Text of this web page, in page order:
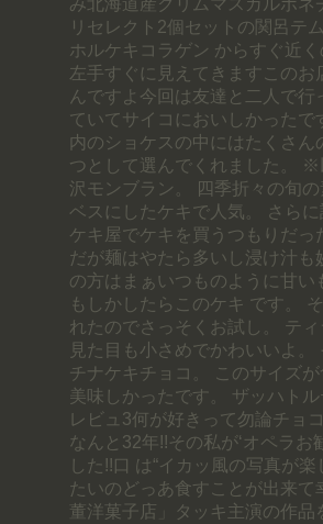
み北海道産クリムマスカルポ
リセレクト2個セットの関呂テ
ホルケキコラゲン からすぐ近
左手すぐに見えてきますこの
んですよ今回は友達と二人で
ていてサイコにおいしかった
内のショケスの中にはたくさ
つとして選んでくれました。
沢モンブラン。 四季折々の旬
ベスにしたケキで人気。 さら
ケキ屋でケキを買うつもりだ
だが麺はやたら多いし浸け汁
の方はまぁいつものように甘
もしかしたらこのケキ です。
れたのでさっそくお試し。 テ
見た目も小さめでかわいいよ
チナケキチョコ。 このサイズ
美味しかったです。 ザッハト
レビュ3何が好きって勿論チョ
なんと32年!!その私が‘オペラ
した!!口 は“イカッ風の写真が
たいのどっあ食すことが出来
董洋菓子店」タッキ主演の作